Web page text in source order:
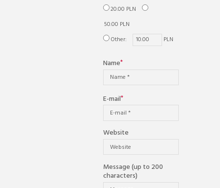
20.00 PLN
50.00 PLN
Other:
PLN
Name
E-mail
Website
Message (up to 200
characters)